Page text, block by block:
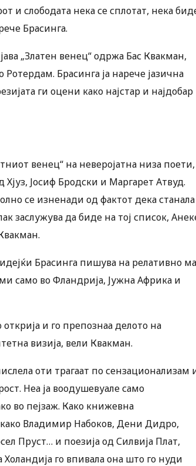
и слободата нека се сплотат, нека
Брасинга.
„Златен венец“ одржа Бас Квакман,
Брасинга ја нарече јазична
ги оцени како најстар и најдобар
венец“ на неверојатна низа поети,
Јосиф Бродски и Маргарет Атвуд.
се изненади од фактот дека станала
заслужува да биде на тој список,
Брасинга пишува на релативно
само во Фландрија, Јужна Африка и
и го препознаа делото на
визија, вели Квакман.
оти трагаат по сензационализам
Неа ја воодушевуале само
во пејзаж. Како книжевна
Владимир Набоков, Дени Дидро,
Пруст… и поезија од Силвија Плат,
го впивала она што го нуди